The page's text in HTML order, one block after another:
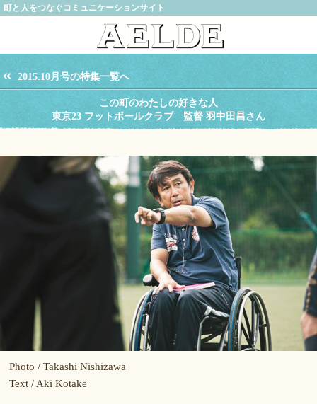
町と人をつなぐコミュニケーションサイト
2015.10月号の特集一覧へ
この町のわたしの好きな人
東京23 フットボールクラブ 監督 羽中田昌さん
Photo / Takashi Nishizawa
Text / Aki Kotake